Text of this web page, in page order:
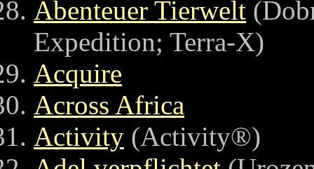
Abenteuer Tierwelt
Expedition; Terra-X)
Acquire
Across Africa
Activity (Activity®)